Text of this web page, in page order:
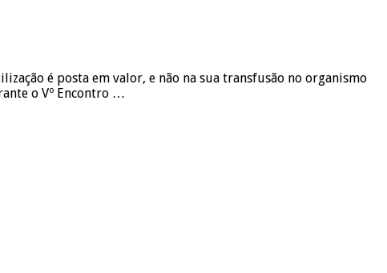
é posta em valor, e não na sua transfusão no organismo
o Vº Encontro …